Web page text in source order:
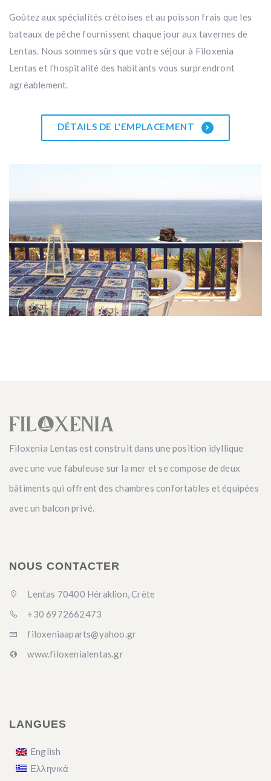
Goûtez aux spécialités crétoises et au poisson frais que les
bateaux de pêche fournissent chaque jour aux tavernes de
Lentas. Nous sommes sûrs que votre séjour à Filoxenia
Lentas et l’hospitalité des habitants vous surprendront
agréablement.
DÉTAILS DE L'EMPLACEMENT
Filoxenia Lentas est construit dans une position idyllique
avec une vue fabuleuse sur la mer et se compose de deux
bâtiments qui offrent des chambres confortables et équipées
avec un balcon privé.
NOUS CONTACTER
Lentas 70400 Héraklion, Crète
+30 6972662473
filoxeniaaparts@yahoo.gr
www.filoxenialentas.gr
LANGUES
English
Ελληνικά